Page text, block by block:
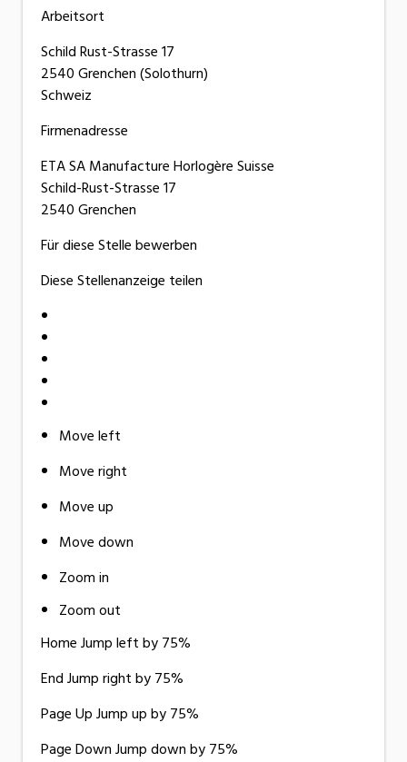
Arbeitsort
Schild Rust-Strasse 17
2540 Grenchen (Solothurn)
Schweiz
Firmenadresse
ETA SA Manufacture Horlogère Suisse
Schild-Rust-Strasse 17
2540 Grenchen
Für diese Stelle bewerben
Diese Stellenanzeige teilen
Move left
Move right
Move up
Move down
Zoom in
Zoom out
Home Jump left by 75%
End Jump right by 75%
Page Up Jump up by 75%
Page Down Jump down by 75%